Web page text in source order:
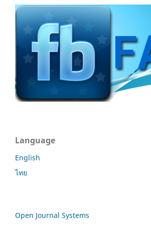
Language
English
ไทย
Open Journal Systems